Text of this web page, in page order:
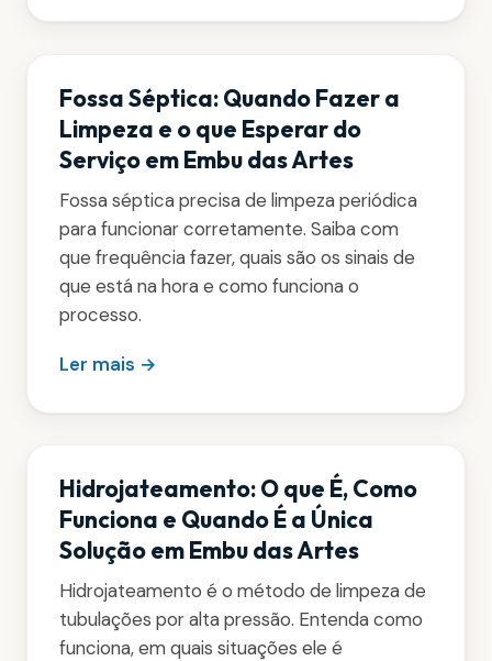
Fossa Séptica: Quando Fazer a
Limpeza e o que Esperar do
Serviço em Embu das Artes
Fossa séptica precisa de limpeza periódica
para funcionar corretamente. Saiba com
que frequência fazer, quais são os sinais de
que está na hora e como funciona o
processo.
Ler mais →
Hidrojateamento: O que É, Como
Funciona e Quando É a Única
Solução em Embu das Artes
Hidrojateamento é o método de limpeza de
tubulações por alta pressão. Entenda como
funciona, em quais situações ele é